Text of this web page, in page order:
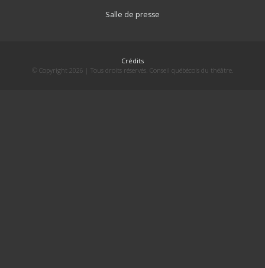
Salle de presse
Crédits
© Copyright 2026 | Tous droits réservés. Conseil québécois du théâtre.